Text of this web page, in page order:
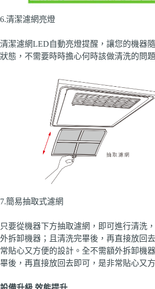
6.清潔濾網亮燈
清潔濾網LED自動亮燈提醒，讓您的機器
狀態，不需要時時擔心何時該做清洗的問題
7.簡易抽取式濾網
只要從機器下方抽取濾網，即可進行清洗
外拆卸機器；且清洗完畢後，再直接放回
常貼心又方便的設計。全不需額外拆卸機
畢後，再直接放回去即可，是非常貼心又